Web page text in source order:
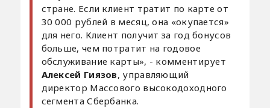
стране. Если клиент тратит по карте от
30 000 рублей в месяц, она «окупается»
для него. Клиент получит за год бонусов
больше, чем потратит на годовое
обслуживание карты», - комментирует
Алексей Гиязов, управляющий
директор Массового высокодоходного
сегмента Сбербанка.